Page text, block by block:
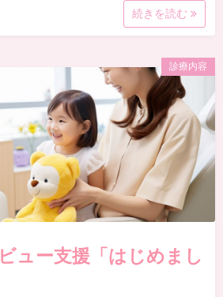
続きを読む
診療内容
ュー支援「はじめまし